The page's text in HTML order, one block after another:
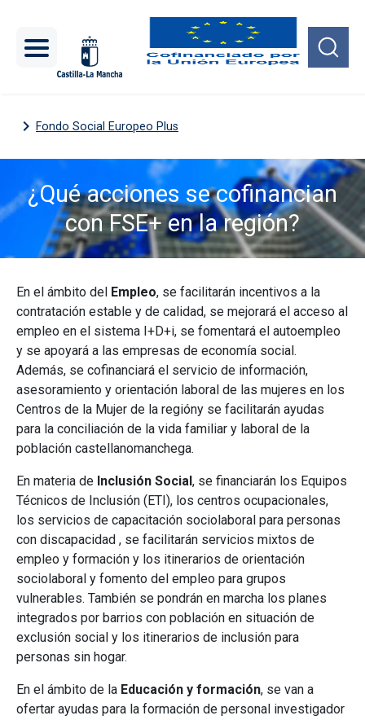
Fondo Social Europeo Plus
¿Qué acciones se cofinancian
con FSE+ en la región?
Imagen
En el ámbito del Empleo, se facilitarán incentivos a la
contratación estable y de calidad, se mejorará el acceso al
empleo en el sistema I+D+i, se fomentará el autoempleo
y se apoyará a las empresas de economía social.
Además, se cofinanciará el servicio de información,
asesoramiento y orientación laboral de las mujeres en los
Centros de la Mujer de la regióny se facilitarán ayudas
para la conciliación de la vida familiar y laboral de la
población castellanomanchega.
En materia de Inclusión Social , se financiarán los Equipos
Técnicos de Inclusión (ETI), los centros ocupacionales,
los servicios de capacitación sociolaboral para personas
con discapacidad , se facilitarán servicios mixtos de
empleo y formación y los itinerarios de orientación
sociolaboral y fomento del empleo para grupos
vulnerables. También se pondrán en marcha los planes
integrados por barrios con población en situación de
exclusión social y los itinerarios de inclusión para
personas sin hogar.
En el ámbito de la Educación y formación, se van a
ofertar ayudas para la formación de personal investigador